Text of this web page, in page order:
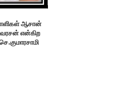
ஆசான்
என்கிற